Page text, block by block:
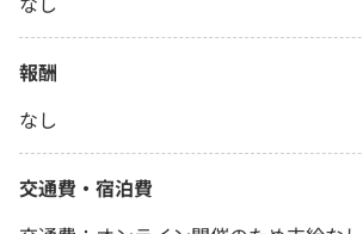
報酬
なし
交通費・宿泊費